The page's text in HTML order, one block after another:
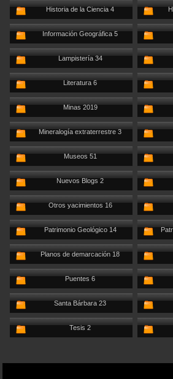
Historia de la Ciencia 4
Información Geográfica 5
Lampistería 34
Literatura 6
Minas 2019
Mineralogía extraterrestre 3
Museos 51
Nuevos Blogs 2
Otros yacimientos 16
Patrimonio Geológico 14
Planos de demarcación 18
Puentes 6
Santa Bárbara 23
Tesis 2